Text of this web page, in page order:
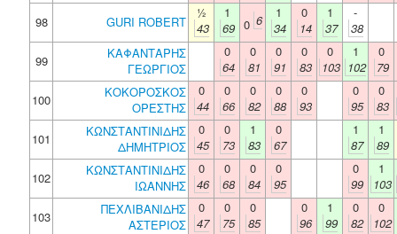
98
GURI ROBERT
½
43
1
69 0 6
1
34
0
14
1
37
-
38
99
ΚΑΦΑΝΤΑΡΗΣ
ΓΕΩΡΓΙΟΣ
0
64
0
81
0
91
0
83
0
103
1
102
0
79
100
ΚΟΚΟΡΟΣΚΟΣ
ΟΡΕΣΤΗΣ
0
44
0
66
0
82
0
88
0
93
0
95
0
83
101
ΚΩΝΣΤΑΝΤΙΝΙΔΗΣ
ΔΗΜΗΤΡΙΟΣ
0
45
0
73
1
83
0
67
1
87
1
89
102
ΚΩΝΣΤΑΝΤΙΝΙΔΗΣ
ΙΩΑΝΝΗΣ
0
46
0
68
0
84
0
95
0
99
1
103
103
ΠΕΧΛΙΒΑΝΙΔΗΣ
ΑΣΤΕΡΙΟΣ
0
47
0
75
0
85
0
96
1
99
0
82
0
102